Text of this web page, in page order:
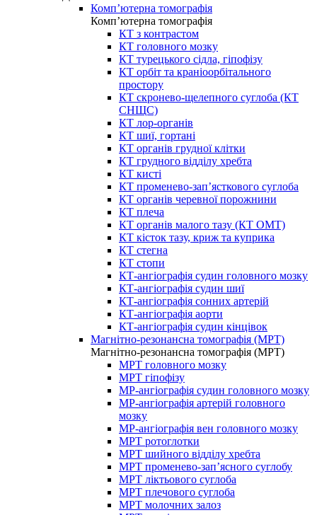
Комп’ютерна томографія
Комп’ютерна томографія
КТ з контрастом
КТ головного мозку
КТ турецького сідла, гіпофізу
КТ орбіт та краніоорбітального
простору
КТ скронево-щелепного суглоба (КТ
СНЩС)
КТ лор-органів
КТ шиї, гортані
КТ органів грудної клітки
КТ грудного відділу хребта
КТ кисті
КТ променево-зап’ясткового суглоба
КТ органів черевної порожнини
КТ плеча
КТ органів малого тазу (КТ ОМТ)
КТ кісток тазу, криж та куприка
КТ стегна
КТ стопи
КТ-ангіографія судин головного мозку
КТ-ангіографія судин шиї
КТ-ангіографія сонних артерій
КТ-ангіографія аорти
КТ-ангіографія судин кінцівок
Магнітно-резонансна томографія (МРТ)
Магнітно-резонансна томографія (МРТ)
МРТ головного мозку
МРТ гіпофізу
МР-ангіографія судин головного мозку
МР-ангіографія артерій головного
мозку
МР-ангіографія вен головного мозку
МРТ ротоглотки
МРТ шийного відділу хребта
МРТ променево-зап’ясного суглобу
МРТ ліктьового суглоба
МРТ плечового суглоба
МРТ молочних залоз